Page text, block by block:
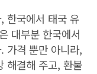
한국에서 태국 유
대부분 한국에서
가격 뿐만 아니라,
해결해 주고, 환불